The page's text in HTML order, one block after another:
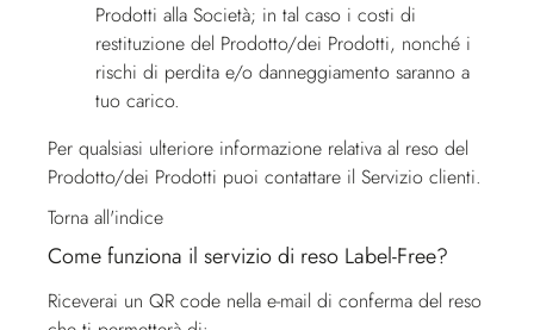
Prodotti alla Società; in tal caso i costi di
restituzione del Prodotto/dei Prodotti, nonché i
rischi di perdita e/o danneggiamento saranno a
tuo carico.
Per qualsiasi ulteriore informazione relativa al reso del
Prodotto/dei Prodotti puoi contattare il Servizio clienti.
Torna all'indice
Come funziona il servizio di reso Label-Free?
Riceverai un QR code nella e-mail di conferma del reso